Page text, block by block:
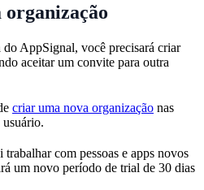
AppSignal, você precisará criar
aceitar um convite para outra
criar uma nova organização nas
usuário.
com pessoas e apps novos
um novo período de trial de 30 dias